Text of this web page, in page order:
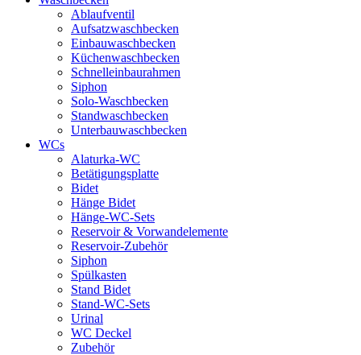
Ablaufventil
Aufsatzwaschbecken
Einbauwaschbecken
Küchenwaschbecken
Schnelleinbaurahmen
Siphon
Solo-Waschbecken
Standwaschbecken
Unterbauwaschbecken
WCs
Alaturka-WC
Betätigungsplatte
Bidet
Hänge Bidet
Hänge-WC-Sets
Reservoir & Vorwandelemente
Reservoir-Zubehör
Siphon
Spülkasten
Stand Bidet
Stand-WC-Sets
Urinal
WC Deckel
Zubehör